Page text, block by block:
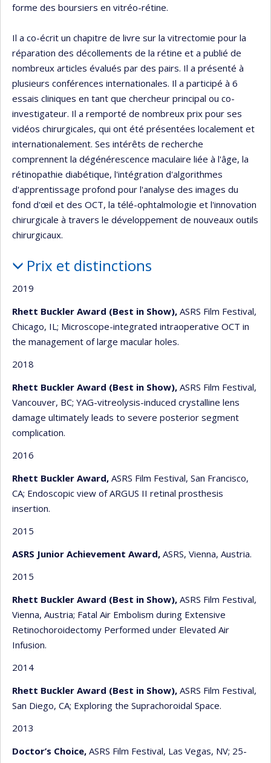
forme des boursiers en vitréo-rétine.
Il a co-écrit un chapitre de livre sur la vitrectomie pour la
réparation des décollements de la rétine et a publié de
nombreux articles évalués par des pairs. Il a présenté à
plusieurs conférences internationales. Il a participé à 6
essais cliniques en tant que chercheur principal ou co-
investigateur. Il a remporté de nombreux prix pour ses
vidéos chirurgicales, qui ont été présentées localement et
internationalement. Ses intérêts de recherche
comprennent la dégénérescence maculaire liée à l'âge, la
rétinopathie diabétique, l'intégration d'algorithmes
d'apprentissage profond pour l'analyse des images du
fond d'œil et des OCT, la télé-ophtalmologie et l'innovation
chirurgicale à travers le développement de nouveaux outils
chirurgicaux.
Prix et distinctions
2019
Rhett Buckler Award (Best in Show), ASRS Film Festival,
Chicago, IL; Microscope-integrated intraoperative OCT in
the management of large macular holes.
2018
Rhett Buckler Award (Best in Show), ASRS Film Festival,
Vancouver, BC; YAG-vitreolysis-induced crystalline lens
damage ultimately leads to severe posterior segment
complication.
2016
Rhett Buckler Award, ASRS Film Festival, San Francisco,
CA; Endoscopic view of ARGUS II retinal prosthesis
insertion.
2015
ASRS Junior Achievement Award, ASRS, Vienna, Austria.
2015
Rhett Buckler Award (Best in Show), ASRS Film Festival,
Vienna, Austria; Fatal Air Embolism during Extensive
Retinochoroidectomy Performed under Elevated Air
Infusion.
2014
Rhett Buckler Award (Best in Show), ASRS Film Festival,
San Diego, CA; Exploring the Suprachoroidal Space.
2013
Doctor’s Choice, ASRS Film Festival, Las Vegas, NV; 25-